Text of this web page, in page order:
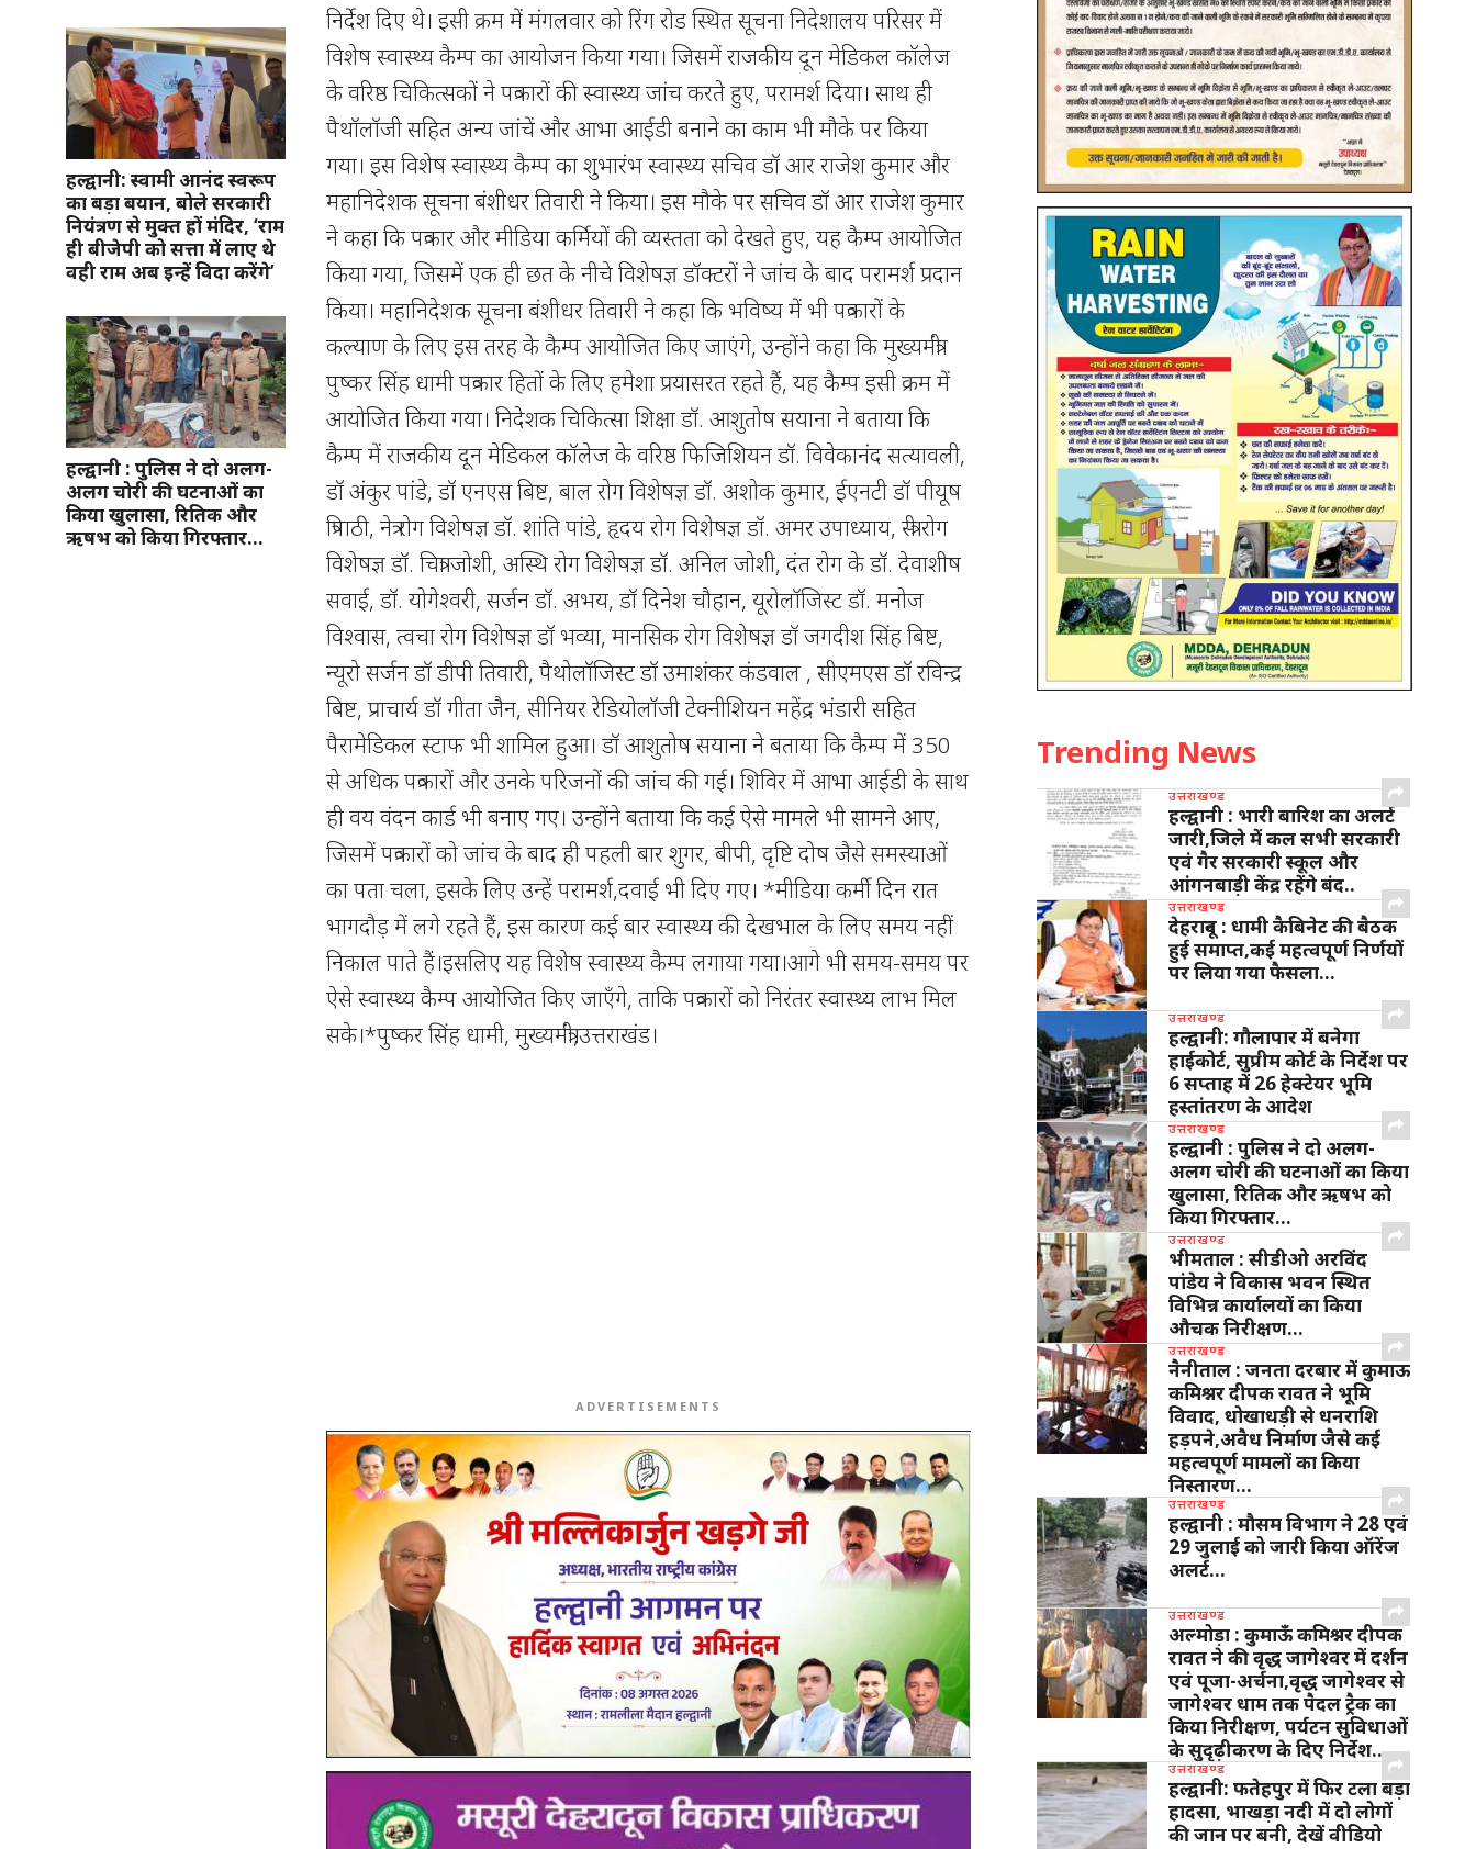
हल्द्वानी: स्वामी आनंद स्वरूप
का बड़ा बयान, बोले सरकारी
नियंत्रण से मुक्त हों मंदिर, ‘राम
ही बीजेपी को सत्ता में लाए थे
वही राम अब इन्हें विदा करेंगे’
हल्द्वानी : पुलिस ने दो अलग-
अलग चोरी की घटनाओं का
किया खुलासा, रितिक और
ऋषभ को किया गिरफ्तार…
निर्देश दिए थे। इसी क्रम में मंगलवार को रिंग रोड स्थित सूचना निदेशालय परिसर में
विशेष स्वास्थ्य कैम्प का आयोजन किया गया। जिसमें राजकीय दून मेडिकल कॉलेज
के वरिष्ठ चिकित्सकों ने पत्रकारों की स्वास्थ्य जांच करते हुए, परामर्श दिया। साथ ही
पैथॉलॉजी सहित अन्य जांचें और आभा आईडी बनाने का काम भी मौके पर किया
गया। इस विशेष स्वास्थ्य कैम्प का शुभारंभ स्वास्थ्य सचिव डॉ आर राजेश कुमार और
महानिदेशक सूचना बंशीधर तिवारी ने किया। इस मौके पर सचिव डॉ आर राजेश कुमार
ने कहा कि पत्रकार और मीडिया कर्मियों की व्यस्तता को देखते हुए, यह कैम्प आयोजित
किया गया, जिसमें एक ही छत के नीचे विशेषज्ञ डॉक्टरों ने जांच के बाद परामर्श प्रदान
किया। महानिदेशक सूचना बंशीधर तिवारी ने कहा कि भविष्य में भी पत्रकारों के
कल्याण के लिए इस तरह के कैम्प आयोजित किए जाएंगे, उन्होंने कहा कि मुख्यमंत्री
पुष्कर सिंह धामी पत्रकार हितों के लिए हमेशा प्रयासरत रहते हैं, यह कैम्प इसी क्रम में
आयोजित किया गया। निदेशक चिकित्सा शिक्षा डॉ. आशुतोष सयाना ने बताया कि
कैम्प में राजकीय दून मेडिकल कॉलेज के वरिष्ठ फिजिशियन डॉ. विवेकानंद सत्यावली,
डॉ अंकुर पांडे, डॉ एनएस बिष्ट, बाल रोग विशेषज्ञ डॉ. अशोक कुमार, ईएनटी डॉ पीयूष
त्रिपाठी, नेत्र रोग विशेषज्ञ डॉ. शांति पांडे, हृदय रोग विशेषज्ञ डॉ. अमर उपाध्याय, स्त्री रोग
विशेषज्ञ डॉ. चित्रा जोशी, अस्थि रोग विशेषज्ञ डॉ. अनिल जोशी, दंत रोग के डॉ. देवाशीष
सवाई, डॉ. योगेश्वरी, सर्जन डॉ. अभय, डॉ दिनेश चौहान, यूरोलॉजिस्ट डॉ. मनोज
विश्वास, त्वचा रोग विशेषज्ञ डॉ भव्या, मानसिक रोग विशेषज्ञ डॉ जगदीश सिंह बिष्ट,
न्यूरो सर्जन डॉ डीपी तिवारी, पैथोलॉजिस्ट डॉ उमाशंकर कंडवाल , सीएमएस डॉ रविन्द्र
बिष्ट, प्राचार्य डॉ गीता जैन, सीनियर रेडियोलॉजी टेक्नीशियन महेंद्र भंडारी सहित
पैरामेडिकल स्टाफ भी शामिल हुआ। डॉ आशुतोष सयाना ने बताया कि कैम्प में 350
से अधिक पत्रकारों और उनके परिजनों की जांच की गई। शिविर में आभा आईडी के साथ
ही वय वंदन कार्ड भी बनाए गए। उन्होंने बताया कि कई ऐसे मामले भी सामने आए,
जिसमें पत्रकारों को जांच के बाद ही पहली बार शुगर, बीपी, दृष्टि दोष जैसे समस्याओं
का पता चला, इसके लिए उन्हें परामर्श,दवाई भी दिए गए। *मीडिया कर्मी दिन रात
भागदौड़ में लगे रहते हैं, इस कारण कई बार स्वास्थ्य की देखभाल के लिए समय नहीं
निकाल पाते हैं।इसलिए यह विशेष स्वास्थ्य कैम्प लगाया गया।आगे भी समय-समय पर
ऐसे स्वास्थ्य कैम्प आयोजित किए जाएँगे, ताकि पत्रकारों को निरंतर स्वास्थ्य लाभ मिल
सके।*पुष्कर सिंह धामी, मुख्यमंत्री,उत्तराखंड।
ADVERTISEMENTS
Trending News
उत्तराखण्ड
हल्द्वानी : भारी बारिश का अलर्ट
जारी,जिले में कल सभी सरकारी
एवं गैर सरकारी स्कूल और
आंगनबाड़ी केंद्र रहेंगे बंद..
उत्तराखण्ड
देहरादून : धामी कैबिनेट की बैठक
हुई समाप्त,कई महत्वपूर्ण निर्णयों
पर लिया गया फैसला…
उत्तराखण्ड
हल्द्वानी: गौलापार में बनेगा
हाईकोर्ट, सुप्रीम कोर्ट के निर्देश पर
6 सप्ताह में 26 हेक्टेयर भूमि
हस्तांतरण के आदेश
उत्तराखण्ड
हल्द्वानी : पुलिस ने दो अलग-
अलग चोरी की घटनाओं का किया
खुलासा, रितिक और ऋषभ को
किया गिरफ्तार…
उत्तराखण्ड
भीमताल : सीडीओ अरविंद
पांडेय ने विकास भवन स्थित
विभिन्न कार्यालयों का किया
औचक निरीक्षण…
उत्तराखण्ड
नैनीताल : जनता दरबार में कुमाऊ
कमिश्नर दीपक रावत ने भूमि
विवाद, धोखाधड़ी से धनराशि
हड़पने,अवैध निर्माण जैसे कई
महत्वपूर्ण मामलों का किया
निस्तारण…
उत्तराखण्ड
हल्द्वानी : मौसम विभाग ने 28 एवं
29 जुलाई को जारी किया ऑरेंज
अलर्ट…
उत्तराखण्ड
अल्मोड़ा : कुमाऊँ कमिश्नर दीपक
रावत ने की वृद्ध जागेश्वर में दर्शन
एवं पूजा-अर्चना,वृद्ध जागेश्वर से
जागेश्वर धाम तक पैदल ट्रैक का
किया निरीक्षण, पर्यटन सुविधाओं
के सुदृढ़ीकरण के दिए निर्देश…
उत्तराखण्ड
हल्द्वानी: फतेहपुर में फिर टला बड़ा
हादसा, भाखड़ा नदी में दो लोगों
की जान पर बनी, देखें वीडियो